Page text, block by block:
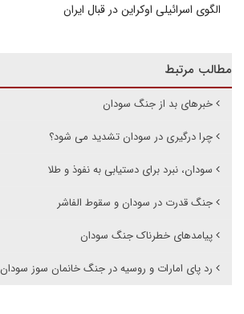
الگوی اسرائیلی اوکراین در قبال ایران
مطالب مرتبط
خبرهای بد از جنگ سودان
چرا درگیری در سودان تشدید می شود؟
سودان، نبرد برای دستیابی به نفوذ و طلا
جنگ قدرت در سودان و سقوط الفاشر
پیامدهای خطرناک جنگ سودان
رد پای امارات و روسیه در جنگ خانمان سوز سودان